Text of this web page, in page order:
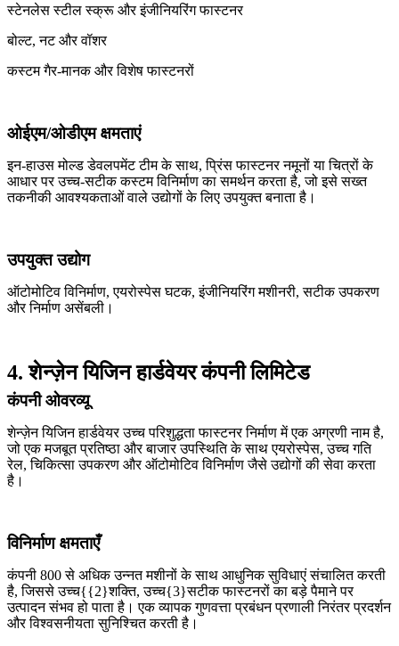
स्टेनलेस स्टील स्क्रू और इंजीनियरिंग फास्टनर
बोल्ट, नट और वॉशर
कस्टम गैर-मानक और विशेष फास्टनरों
ओईएम/ओडीएम क्षमताएं
इन-हाउस मोल्ड डेवलपमेंट टीम के साथ, प्रिंस फास्टनर नमूनों या चित्रों के
आधार पर उच्च-सटीक कस्टम विनिर्माण का समर्थन करता है, जो इसे सख्त
तकनीकी आवश्यकताओं वाले उद्योगों के लिए उपयुक्त बनाता है।
उपयुक्त उद्योग
ऑटोमोटिव विनिर्माण, एयरोस्पेस घटक, इंजीनियरिंग मशीनरी, सटीक उपकरण
और निर्माण असेंबली।
4. शेन्ज़ेन यिजिन हार्डवेयर कंपनी लिमिटेड
कंपनी ओवरव्यू
शेन्ज़ेन यिजिन हार्डवेयर उच्च परिशुद्धता फास्टनर निर्माण में एक अग्रणी नाम है,
जो एक मजबूत प्रतिष्ठा और बाजार उपस्थिति के साथ एयरोस्पेस, उच्च गति
रेल, चिकित्सा उपकरण और ऑटोमोटिव विनिर्माण जैसे उद्योगों की सेवा करता
है।
विनिर्माण क्षमताएँ
कंपनी 800 से अधिक उन्नत मशीनों के साथ आधुनिक सुविधाएं संचालित करती
है, जिससे उच्च{{2}शक्ति, उच्च{3}सटीक फास्टनरों का बड़े पैमाने पर
उत्पादन संभव हो पाता है। एक व्यापक गुणवत्ता प्रबंधन प्रणाली निरंतर प्रदर्शन
और विश्वसनीयता सुनिश्चित करती है।